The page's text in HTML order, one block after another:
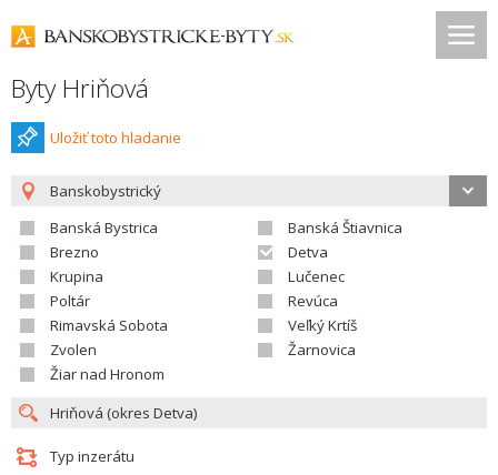
Byty Hriňová
Uložiť toto hladanie
Banskobystrický
Banská Bystrica
Banská Štiavnica
Brezno
Detva
Krupina
Lučenec
Poltár
Revúca
Rimavská Sobota
Veľký Krtíš
Zvolen
Žarnovica
Žiar nad Hronom
Typ inzerátu